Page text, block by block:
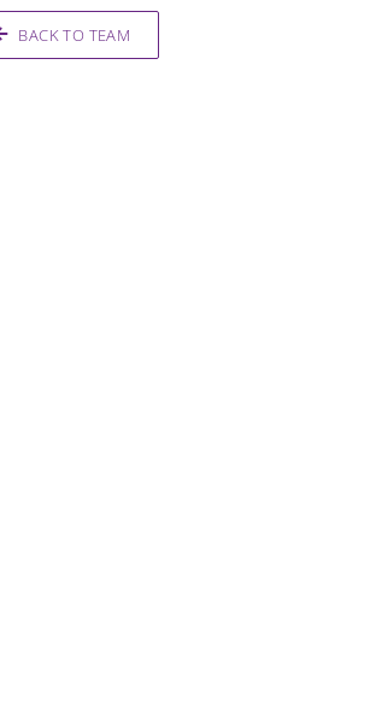
BACK TO TEAM